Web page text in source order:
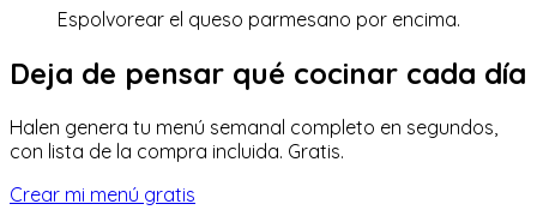
Espolvorear el queso parmesano por encima.
Deja de pensar qué cocinar cada día
Halen genera tu menú semanal completo en segundos,
con lista de la compra incluida. Gratis.
Crear mi menú gratis